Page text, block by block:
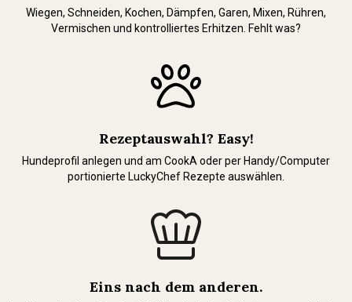
Wiegen, Schneiden, Kochen, Dämpfen, Garen, Mixen, Rühren,
Vermischen und kontrolliertes Erhitzen. Fehlt was?
Rezeptauswahl? Easy!
Hundeprofil anlegen und am CookA oder per Handy/Computer
portionierte LuckyChef Rezepte auswählen.
Eins nach dem anderen.